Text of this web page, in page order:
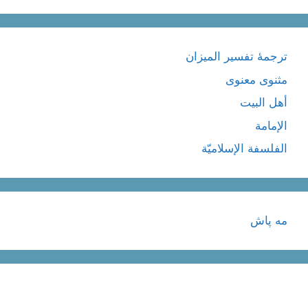
ترجمۀ تفسیر المیزان
مثنوی معنوی
أهل البيت
الإمامة
الفلسفة الإسلاميّة
مه پاش